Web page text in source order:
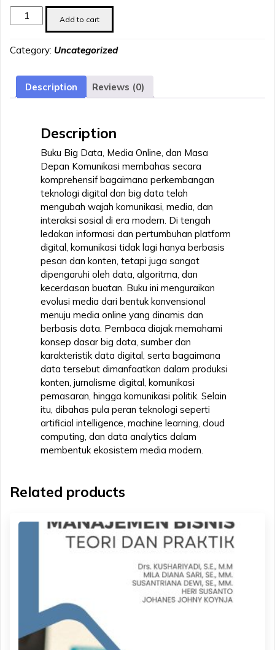
Data,
Online,
Masa
Depan
Add to cart
Category: Uncategorized
Description Reviews (0)
Description
Buku Big Data, Media Online, dan Masa
Depan Komunikasi membahas secara
komprehensif bagaimana perkembangan
teknologi digital dan big data telah
mengubah wajah komunikasi, media, dan
interaksi sosial di era modern. Di tengah
ledakan informasi dan pertumbuhan platform
digital, komunikasi tidak lagi hanya berbasis
pesan dan konten, tetapi juga sangat
dipengaruhi oleh data, algoritma, dan
kecerdasan buatan. Buku ini menguraikan
evolusi media dari bentuk konvensional
menuju media online yang dinamis dan
berbasis data. Pembaca diajak memahami
konsep dasar big data, sumber dan
karakteristik data digital, serta bagaimana
data tersebut dimanfaatkan dalam produksi
konten, jurnalisme digital, komunikasi
pemasaran, hingga komunikasi politik. Selain
itu, dibahas pula peran teknologi seperti
artificial intelligence, machine learning, cloud
computing, dan data analytics dalam
membentuk ekosistem media modern.
Related products